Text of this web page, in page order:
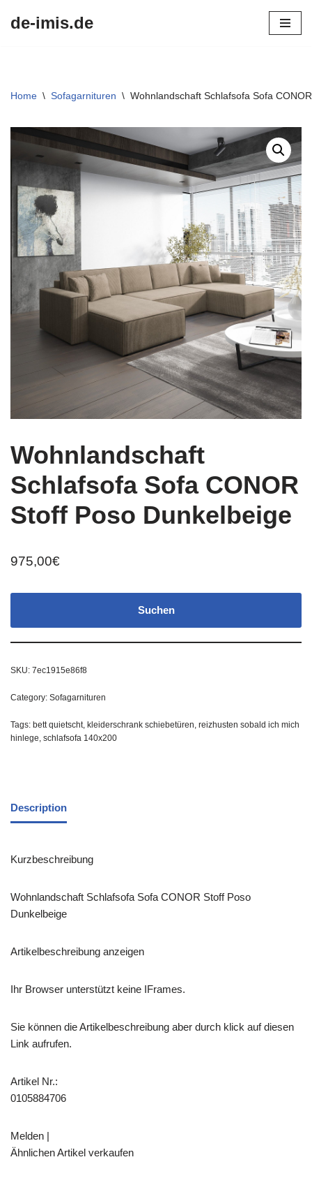
de-imis.de
Home \ Sofagarnituren \ Wohnlandschaft Schlafsofa Sofa
Wohnlandschaft
Schlafsofa Sofa CONOR
Stoff Poso Dunkelbeige
975,00€
Suchen
SKU: 7ec1915e86f8
Category: Sofagarnituren
Tags: bett quietscht, kleiderschrank schiebetüren, reizhusten sobald ich mich
hinlege, schlafsofa 140x200
Description
Kurzbeschreibung
Wohnlandschaft Schlafsofa Sofa CONOR Stoff Poso
Dunkelbeige
Artikelbeschreibung anzeigen
Ihr Browser unterstützt keine IFrames.
Sie können die Artikelbeschreibung aber durch klick auf diesen
Link aufrufen.
Artikel Nr.:
0105884706
Melden |
Ähnlichen Artikel verkaufen